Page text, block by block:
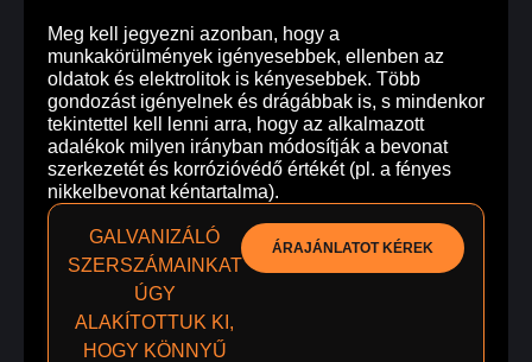
Meg kell jegyezni azonban, hogy a
munkakörülmények igényesebbek, ellenben az
oldatok és elektrolitok is kényesebbek. Több
gondozást igényelnek és drágábbak is, s mindenkor
tekintettel kell lenni arra, hogy az alkalmazott
adalékok milyen irányban módosítják a bevonat
szerkezetét és korrózióvédő értékét (pl. a fényes
nikkelbevonat kéntartalma).
GALVANIZÁLÓ
SZERSZÁMAINKAT
ÚGY
ALAKÍTOTTUK KI,
HOGY KÖNNYŰ
ÁRAJÁNLATOT KÉREK